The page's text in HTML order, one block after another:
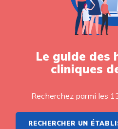
Le guide des
cliniques
Recherchez parmi les
RECHERCHER UN